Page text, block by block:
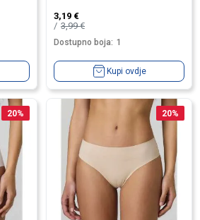
3,19 €
3,99€
Dostupno boja: 1
Kupi ovdje
20% 20%